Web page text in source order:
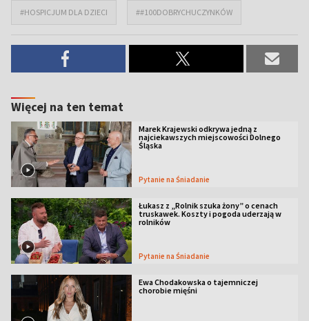
#HOSPICJUM DLA DZIECI ##100DOBRYCHUCZYNKÓW
Więcej na ten temat
Marek Krajewski odkrywa jedną z
najciekawszych miejscowości Dolnego
Śląska
Pytanie na Śniadanie
Łukasz z „Rolnik szuka żony” o cenach
truskawek. Koszty i pogoda uderzają w
rolników
Pytanie na Śniadanie
Ewa Chodakowska o tajemniczej
chorobie mięśni